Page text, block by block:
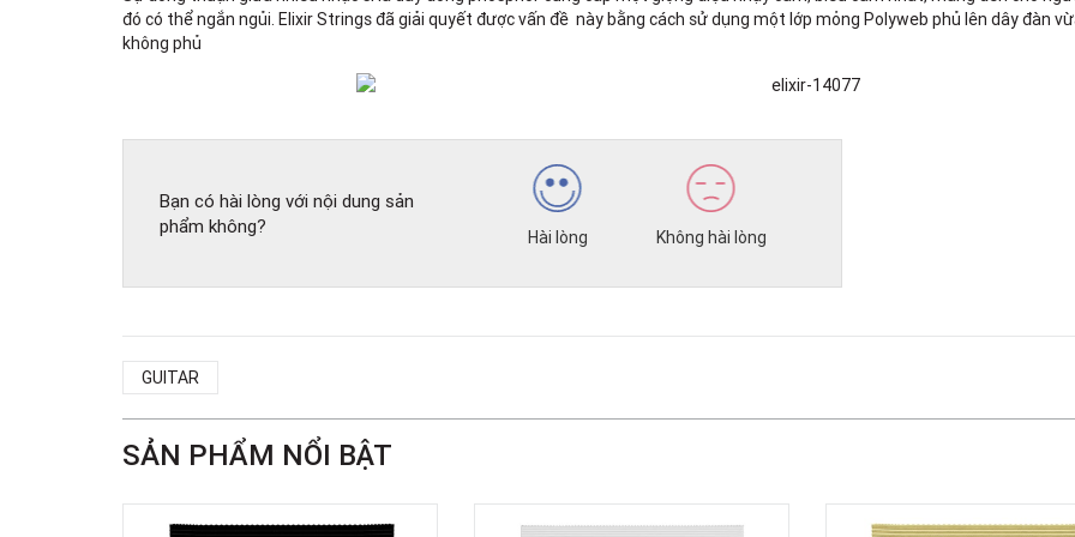
đó có thể ngắn ngủi. Elixir Strings đã giải quyết được vấn đề này bằng cách sử dụng một lớp mỏng Polyweb phủ lên dây đàn
không phủ
Bạn có hài lòng với nội dung sản
phẩm không?
Hài lòng Không hài lòng
GUITAR
SẢN PHẨM NỔI BẬT